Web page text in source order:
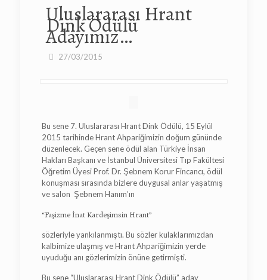
Uluslararası Hrant
Dink Ödülü
Adayımız…
27/03/2015
Bu sene 7. Uluslararası Hrant Dink Ödülü, 15 Eylül
2015 tarihinde Hrant Ahpariğimizin doğum gününde
düzenlecek. Geçen sene ödül alan Türkiye İnsan
Hakları Başkanı ve İstanbul Üniversitesi Tıp Fakültesi
Öğretim Üyesi Prof. Dr. Şebnem Korur Fincancı, ödül
konuşması sırasında bizlere duygusal anlar yaşatmış
ve salon Şebnem Hanım’ın
“Faşizme İnat Kardeşimsin Hrant”
sözleriyle yankılanmıştı. Bu sözler kulaklarımızdan
kalbimize ulaşmış ve Hrant Ahpariğimizin yerde
uyuduğu anı gözlerimizin önüne getirmişti.
Bu sene “Uluslararası Hrant Dink Ödülü” aday